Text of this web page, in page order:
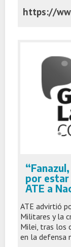
por estar
ATE a
ATE advirtió
Militares y la
Milei, tras los
en la defensa